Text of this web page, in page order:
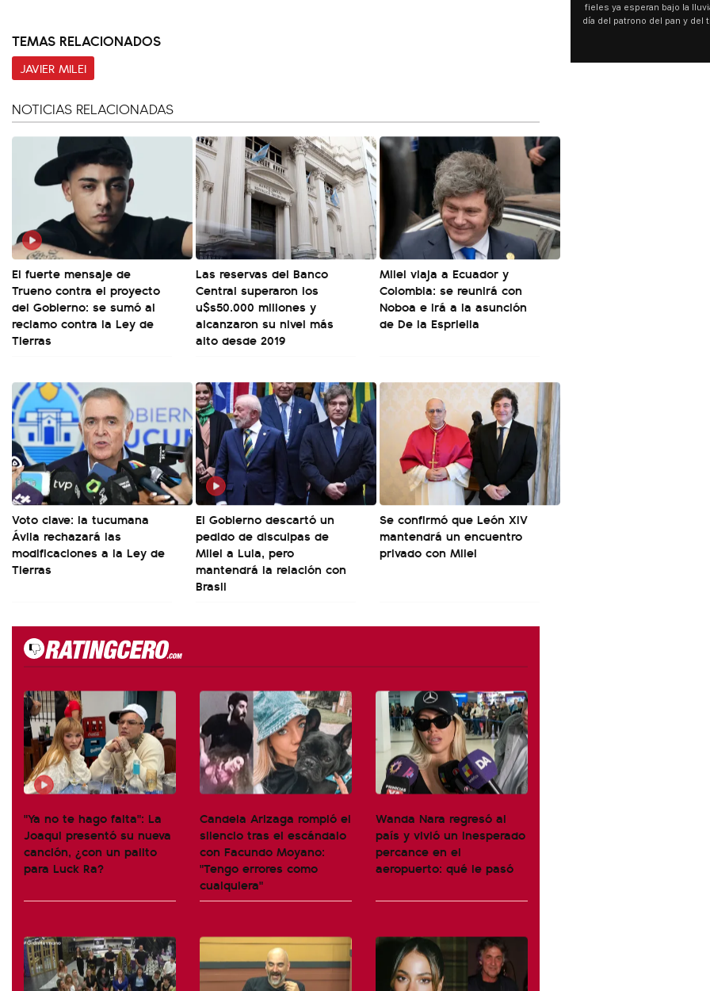
TEMAS RELACIONADOS
JAVIER MILEI
NOTICIAS RELACIONADAS
El fuerte mensaje de
Trueno contra el proyecto
del Gobierno: se sumó al
reclamo contra la Ley de
Tierras
Las reservas del Banco
Central superaron los
u$s50.000 millones y
alcanzaron su nivel más
alto desde 2019
Milei viaja a Ecuador y
Colombia: se reunirá con
Noboa e irá a la asunción
de De la Espriella
Voto clave: la tucumana
Ávila rechazará las
modificaciones a la Ley de
Tierras
El Gobierno descartó un
pedido de disculpas de
Milei a Lula, pero
mantendrá la relación con
Brasil
Se confirmó que León XIV
mantendrá un encuentro
privado con Milei
"Ya no te hago falta": La
Joaqui presentó su nueva
canción, ¿con un palito
para Luck Ra?
Candela Arizaga rompió el
silencio tras el escándalo
con Facundo Moyano:
"Tengo errores como
cualquiera"
Wanda Nara regresó al
país y vivió un inesperado
percance en el
aeropuerto: qué le pasó
¿Indirecta para Luck Ra? La
"Te vi", su nueva
encontrar similitudes entre
declaraciones que hizo tras